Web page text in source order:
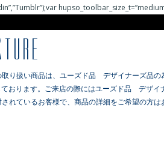
り扱い商品は、ユーズド品 デザイナーズ品の
おります。ご来店の際にはユーズド品 デザイ
れているお客様で、商品の詳細をご希望の方は